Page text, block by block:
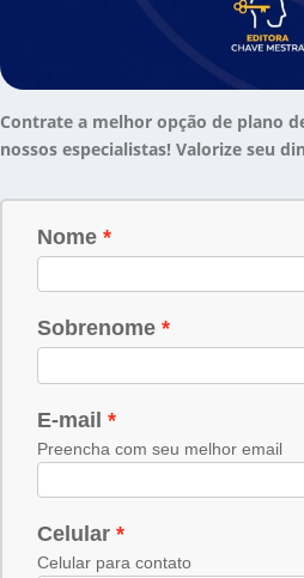
Contrate a melhor opção de plano
nossos especialistas! Valorize seu